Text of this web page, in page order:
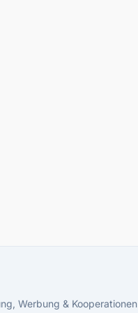
Werbung & Kooperationen